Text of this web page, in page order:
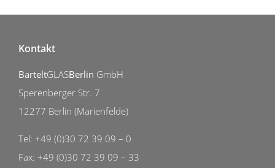
Kontakt
BarteltGLASBerlin GmbH
Sperenberger Str. 7
12277 Berlin (Marienfelde)
Tel: +49 (0)30 72 39 09 – 0
Fax: +49 (0)30 72 39 09 – 33